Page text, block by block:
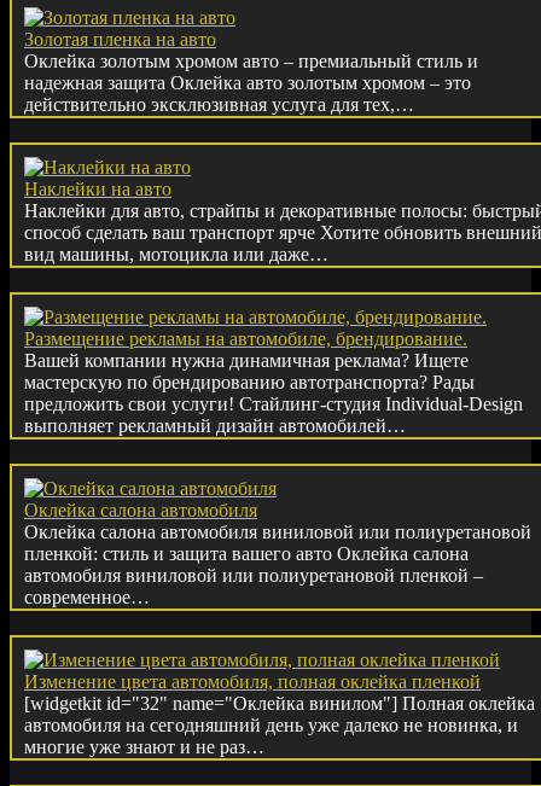
Золотая пленка на авто
Оклейка золотым хромом авто – премиальный стиль и
надежная защита Оклейка авто золотым хромом – это
действительно эксклюзивная услуга для тех,…
Наклейки на авто
Наклейки для авто, страйпы и декоративные полосы:
способ сделать ваш транспорт ярче Хотите обновить внешний
вид машины, мотоцикла или даже…
Размещение рекламы на автомобиле, брендирование.
Вашей компании нужна динамичная реклама? Ищете
мастерскую по брендированию автотранспорта? Рады
предложить свои услуги! Стайлинг-студия Individual-Design
выполняет рекламный дизайн автомобилей…
Оклейка салона автомобиля
Оклейка салона автомобиля виниловой или полиуретановой
пленкой: стиль и защита вашего авто Оклейка салона
автомобиля виниловой или полиуретановой пленкой –
современное…
Изменение цвета автомобиля, полная оклейка пленкой
[widgetkit id="32" name="Оклейка винилом"] Полная оклейка
автомобиля на сегодняшний день уже далеко не новинка, и
многие уже знают и не раз…